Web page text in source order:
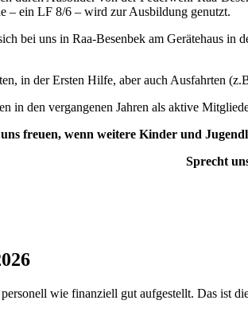
– ein LF 8/6 – wird zur Ausbildung genutzt.
bei uns in Raa-Besenbek am Gerätehaus
in der Ersten Hilfe, aber auch Ausfahrten
in den vergangenen Jahren als aktive
freuen, wenn weitere Kinder und
Sprecht
wie finanziell gut aufgestellt. Das ist